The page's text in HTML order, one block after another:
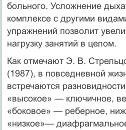
больного. Усложнение
комплексе с другими
упражнений позволит
нагрузку занятий в целом.
Как отмечают Э. В.
(1987), в повседневной
встречаются
«высокое» — ключичное,
«боковое» — реберное,
«низкое»—